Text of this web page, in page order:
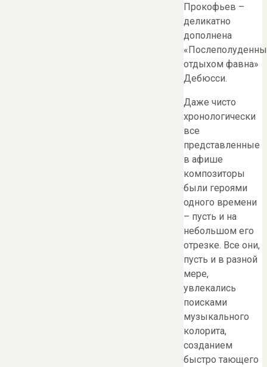
Прокофьев –
деликатно
дополнена
отдыхом фавна»
Дебюсси.
Даже чисто
хронологически
все
представленные
в афише
композиторы
были героями
одного времени
– пусть и на
небольшом его
отрезке. Все они,
пусть и в разной
мере,
увлекались
поисками
музыкального
колорита,
созданием
быстро тающего